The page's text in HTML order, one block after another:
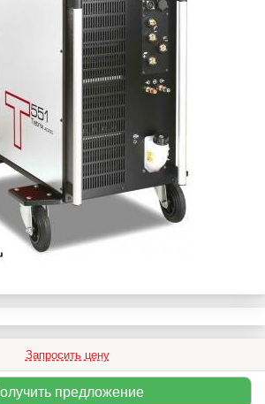
Запросить цену
предложение